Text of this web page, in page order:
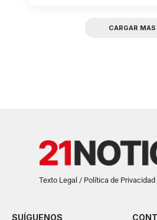
CARGAR MAS
Texto Legal / Política de
SUÍGUENOS